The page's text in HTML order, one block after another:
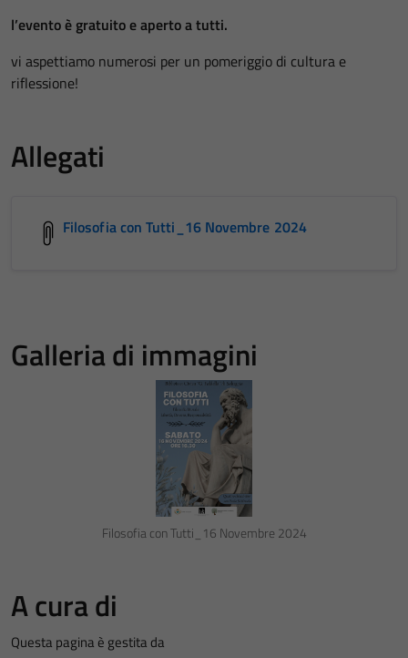
l’evento è gratuito e aperto a tutti.
vi aspettiamo numerosi per un pomeriggio di cultura e
riflessione!
Allegati
Filosofia con Tutti_16 Novembre 2024
Galleria di immagini
Filosofia con Tutti_16 Novembre 2024
A cura di
Questa pagina è gestita da